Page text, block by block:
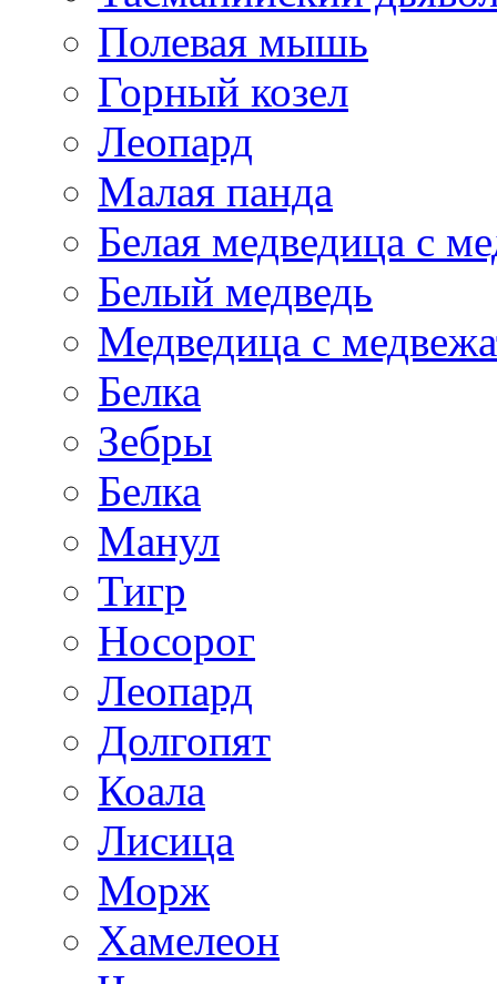
Полевая мышь
Горный козел
Леопард
Малая панда
Белая медведица с
Белый медведь
Медведица с
Белка
Зебры
Белка
Манул
Тигр
Носорог
Леопард
Долгопят
Коала
Лисица
Морж
Хамелеон